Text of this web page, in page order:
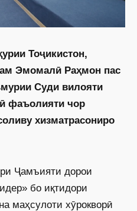
Тоҷикистон,
Эмомалӣ Раҳмон пас
Суди вилояти
фаъолияти чор
хизматрасониро
Ҷамъияти дорои
бо иқтидори
маҳсулоти хӯрокворӣ